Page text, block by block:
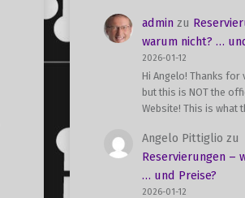
adminzu
warum nicht? …
2026-01-12
Hi Angelo! Thanks for
but this is NOT the
Website! This is what
Angelo Pittiglio zu
Reservierungen –
… und Preise?
2026-01-12